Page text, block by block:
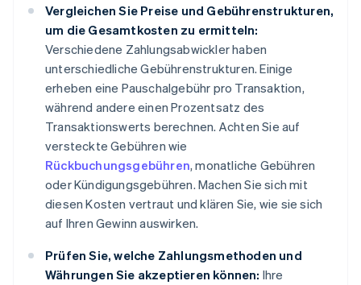
Vergleichen Sie Preise und Gebührenstrukturen,
um die Gesamtkosten zu ermitteln:
Verschiedene Zahlungsabwickler haben
unterschiedliche Gebührenstrukturen. Einige
erheben eine Pauschalgebühr pro Transaktion,
während andere einen Prozentsatz des
Transaktionswerts berechnen. Achten Sie auf
versteckte Gebühren wie
Rückbuchungsgebühren, monatliche Gebühren
oder Kündigungsgebühren. Machen Sie sich mit
diesen Kosten vertraut und klären Sie, wie sie sich
auf Ihren Gewinn auswirken.
Prüfen Sie, welche Zahlungsmethoden und
Währungen Sie akzeptieren können: Ihre